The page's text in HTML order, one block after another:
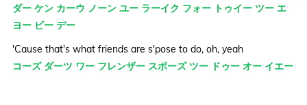
ダー ケン カーウ ノーン ユー ラーイク フォー トゥイー ツー エ
ヨー ビー デー
'Cause that's what friends are s'pose to do, oh, yeah
コーズ ダーツ ワー フレンザー スポーズ ツー ドゥー オー イエー